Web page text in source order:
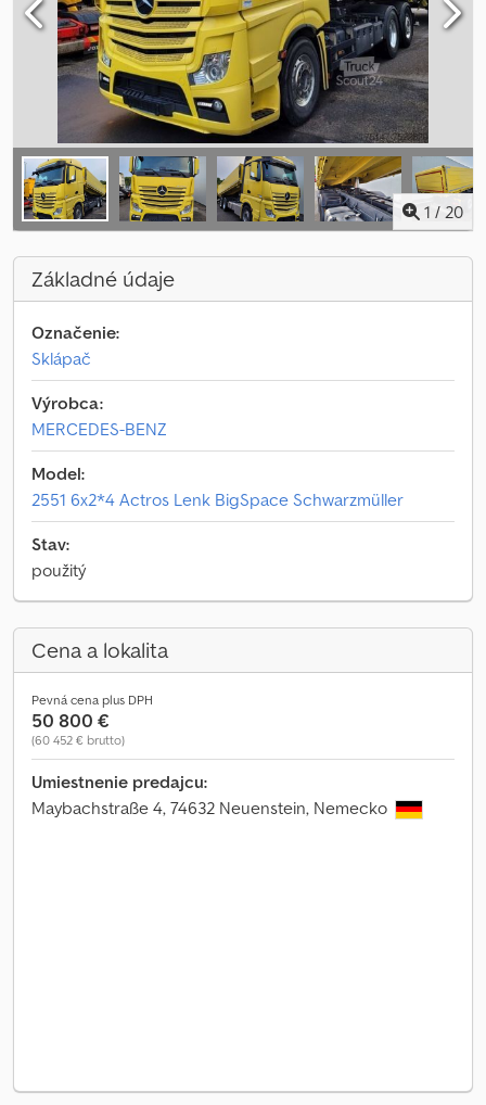
1 / 20
Základné údaje
Označenie:
Sklápač
Výrobca:
MERCEDES-BENZ
Model:
2551 6x2*4 Actros Lenk BigSpace Schwarzmüller
Stav:
použitý
Cena a lokalita
Pevná cena plus DPH
50 800 €
(60 452 € brutto)
Umiestnenie predajcu:
Maybachstraße 4, 74632 Neuenstein, Nemecko